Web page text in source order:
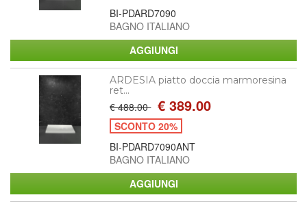
BI-PDARD7090
BAGNO ITALIANO
ARDESIA piatto doccia marmoresina
ret...
€ 488.00 € 389.00
SCONTO 20%
BI-PDARD7090ANT
BAGNO ITALIANO